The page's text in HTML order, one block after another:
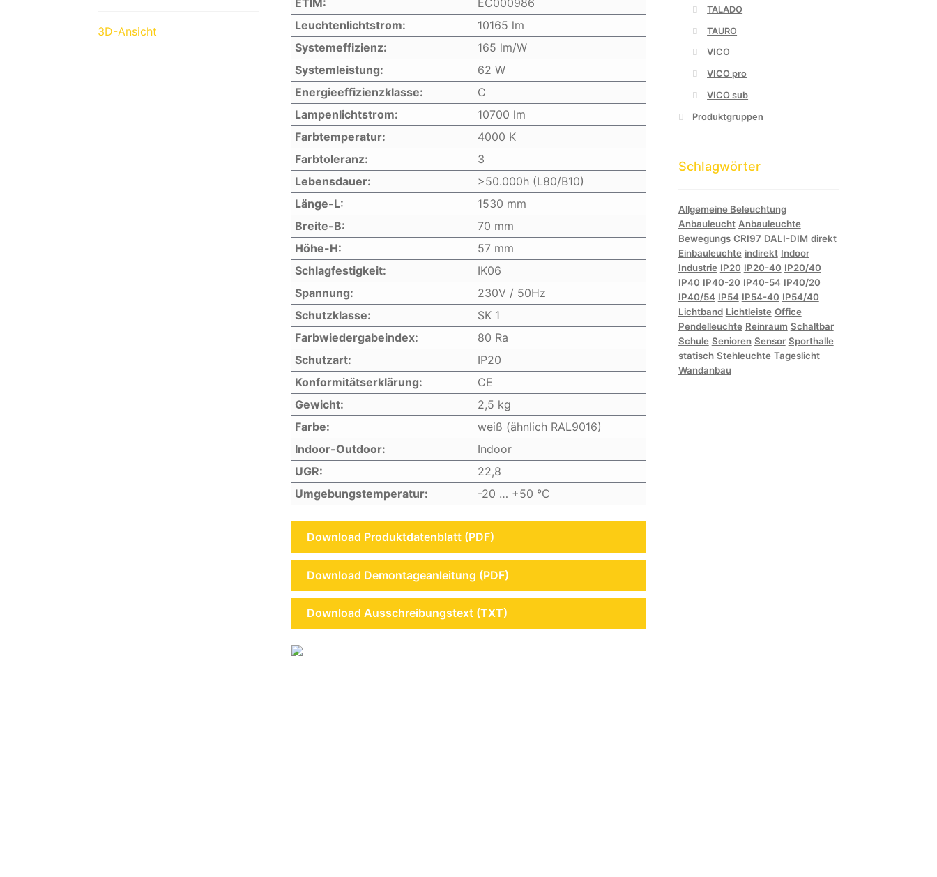
3D-Ansicht
ETIM:
EC000986
Leuchtenlichtstrom:
10165 lm
Systemeffizienz:
165 lm/W
Systemleistung:
62 W
Energieeffizienzklasse:
C
Lampenlichtstrom:
10700 lm
Farbtemperatur:
4000 K
Farbtoleranz:
3
Lebensdauer:
>50.000h (L80/B10)
Länge-L:
1530 mm
Breite-B:
70 mm
Höhe-H:
57 mm
Schlagfestigkeit:
IK06
Spannung:
230V / 50Hz
Schutzklasse:
SK 1
Farbwiedergabeindex:
80 Ra
Schutzart:
IP20
Konformitätserklärung:
CE
Gewicht:
2,5 kg
Farbe:
weiß (ähnlich RAL9016)
Indoor-Outdoor:
Indoor
UGR:
22,8
Umgebungstemperatur:
-20 … +50 °C
Download Produktdatenblatt (PDF)
Download Demontageanleitung (PDF)
Download Ausschreibungstext (TXT)
TALADO
TAURO
VICO
VICO pro
VICO sub
Produktgruppen
Schlagwörter
Allgemeine Beleuchtung
Anbauleucht Anbauleuchte
Bewegungs CRI97 DALI-DIM direkt
Einbauleuchte indirekt Indoor
Industrie IP20 IP20-40 IP20/40
IP40 IP40-20 IP40-54 IP40/20
IP40/54 IP54 IP54-40 IP54/40
Lichtband Lichtleiste Office
Pendelleuchte Reinraum Schaltbar
Schule Senioren Sensor Sporthalle
statisch Stehleuchte Tageslicht
Wandanbau